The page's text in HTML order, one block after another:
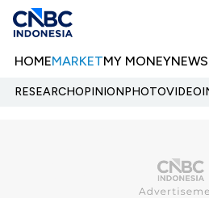
HOMEMARKETMY MONEYNEWS
RESEARCHOPINIONPHOTOVIDEO